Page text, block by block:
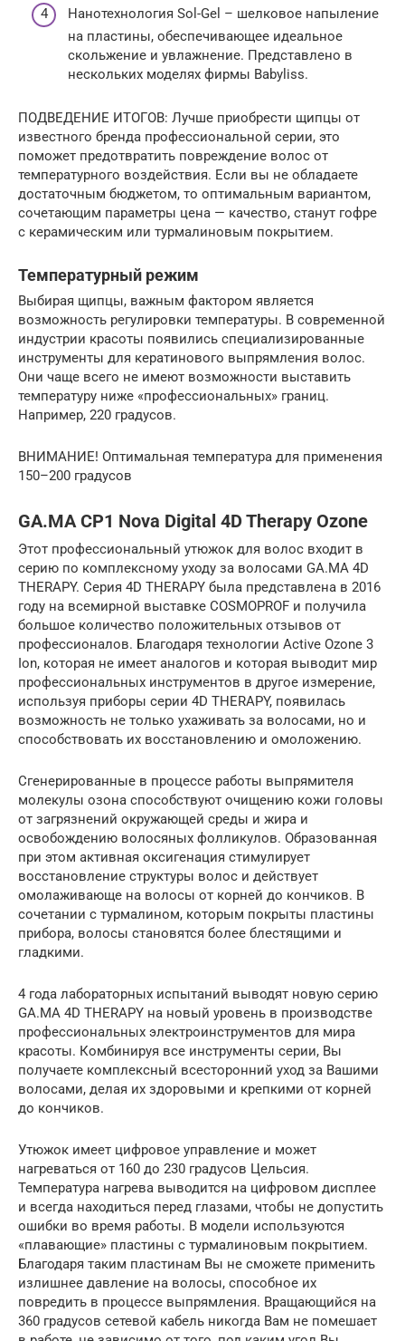
Нанотехнология Sol-Gel – шелковое напыление
на пластины, обеспечивающее идеальное
скольжение и увлажнение. Представлено в
нескольких моделях фирмы Babyliss.
ПОДВЕДЕНИЕ ИТОГОВ: Лучше приобрести щипцы от
известного бренда профессиональной серии, это
поможет предотвратить повреждение волос от
температурного воздействия. Если вы не обладаете
достаточным бюджетом, то оптимальным вариантом,
сочетающим параметры цена — качество, станут гофре
с керамическим или турмалиновым покрытием.
Температурный режим
Выбирая щипцы, важным фактором является
возможность регулировки температуры. В современной
индустрии красоты появились специализированные
инструменты для кератинового выпрямления волос.
Они чаще всего не имеют возможности выставить
температуру ниже «профессиональных» границ.
Например, 220 градусов.
ВНИМАНИЕ! Оптимальная температура для применения
150–200 градусов
GA.MA CP1 Nova Digital 4D Therapy Ozone
Этот профессиональный утюжок для волос входит в
серию по комплексному уходу за волосами GA.MA 4D
THERAPY. Серия 4D THERAPY была представлена в 2016
году на всемирной выставке COSMOPROF и получила
большое количество положительных отзывов от
профессионалов. Благодаря технологии Active Ozone 3
Ion, которая не имеет аналогов и которая выводит мир
профессиональных инструментов в другое измерение,
используя приборы серии 4D THERAPY, появилась
возможность не только ухаживать за волосами, но и
способствовать их восстановлению и омоложению.
Сгенерированные в процессе работы выпрямителя
молекулы озона способствуют очищению кожи головы
от загрязнений окружающей среды и жира и
освобождению волосяных фолликулов. Образованная
при этом активная оксигенация стимулирует
восстановление структуры волос и действует
омолаживающе на волосы от корней до кончиков. В
сочетании с турмалином, которым покрыты пластины
прибора, волосы становятся более блестящими и
гладкими.
4 года лабораторных испытаний выводят новую серию
GA.MA 4D THERAPY на новый уровень в производстве
профессиональных электроинструментов для мира
красоты. Комбинируя все инструменты серии, Вы
получаете комплексный всесторонний уход за Вашими
волосами, делая их здоровыми и крепкими от корней
до кончиков.
Утюжок имеет цифровое управление и может
нагреваться от 160 до 230 градусов Цельсия.
Температура нагрева выводится на цифровом дисплее
и всегда находиться перед глазами, чтобы не допустить
ошибки во время работы. В модели используются
«плавающие» пластины с турмалиновым покрытием.
Благодаря таким пластинам Вы не сможете применить
излишнее давление на волосы, способное их
повредить в процессе выпрямления. Вращающийся на
360 градусов сетевой кабель никогда Вам не помешает